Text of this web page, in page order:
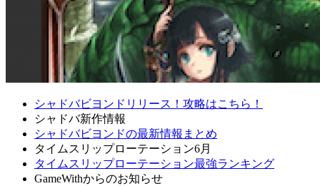
シャドバビヨンドリリース！攻略はこちら！
シャドバ新作情報
シャドバビヨンドの最新情報まとめ
タイムスリップローテーション6月
タイムスリップローテーション最強ランキング
GameWithからのお知らせ